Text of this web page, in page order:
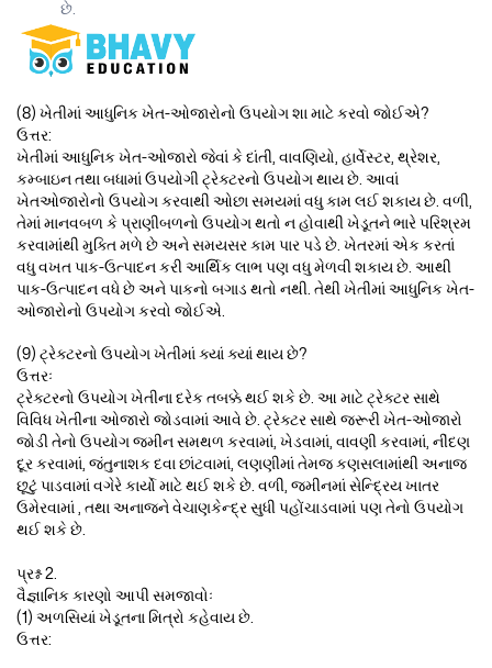
છે.
(8) ખેતીમાં આધુનિક ખેત-ઓજારોનો ઉપયોગ શા માટે કરવો જોઈએ?
ઉત્તર:
ખેતીમાં આધુનિક ખેત-ઓજારો જેવાં કે દાંતી, વાવણિયો, હાર્વેસ્ટર, થ્રેશર,
કમ્બાઇન તથા બધામાં ઉપયોગી ટ્રેક્ટરનો ઉપયોગ થાય છે. આવાં
ખેતઓજારોનો ઉપયોગ કરવાથી ઓછા સમયમાં વધુ કામ લઈ શકાય છે. વળી,
તેમાં માનવબળ કે પ્રાણીબળનો ઉપયોગ થતો ન હોવાથી ખેડૂતને ભારે પરિશ્રમ
કરવામાંથી મુક્તિ મળે છે અને સમયસર કામ પાર પડે છે. ખેતરમાં એક કરતાં
વધુ વખત પાક-ઉત્પાદન કરી આર્થિક લાભ પણ વધુ મેળવી શકાય છે. આથી
પાક-ઉત્પાદન વધે છે અને પાકનો બગાડ થતો નથી. તેથી ખેતીમાં આધુનિક ખેત-
ઓજારોનો ઉપયોગ કરવો જોઈએ.
(9) ટ્રેક્ટરનો ઉપયોગ ખેતીમાં ક્યાં ક્યાં થાય છે?
ઉત્તરઃ
ટ્રેક્ટરનો ઉપયોગ ખેતીના દરેક તબક્કે થઈ શકે છે. આ માટે ટ્રેક્ટર સાથે
વિવિધ ખેતીના ઓજારો જોડવામાં આવે છે. ટ્રેક્ટર સાથે જરૂરી ખેત-ઓજારો
જોડી તેનો ઉપયોગ જમીન સમથળ કરવામાં, ખેડવામાં, વાવણી કરવામાં, નીંદણ
દૂર કરવામાં, જંતુનાશક દવા છાંટવામાં, લણણીમાં તેમજ કણસલામાંથી અનાજ
છૂટું પાડવામાં વગેરે કાર્યો માટે થઈ શકે છે. વળી, જમીનમાં સેન્દ્રિય ખાતર
ઉમેરવામાં , તથા અનાજને વેચાણકેન્દ્ર સુધી પહોંચાડવામાં પણ તેનો ઉપયોગ
થઈ શકે છે.
પ્રશ્ન 2.
વૈજ્ઞાનિક કારણો આપી સમજાવોઃ
(1) અળસિયાં ખેડૂતના મિત્રો કહેવાય છે.
ઉત્તર: